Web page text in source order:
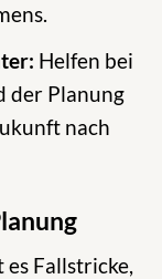
Helfen bei
der Planung
nach
Fallstricke,